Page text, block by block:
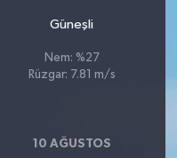
Güneşli
Nem: %27
Rüzgar: 7.81 m/s
10 AĞUSTOS